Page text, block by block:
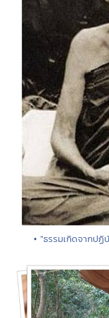
• "ธรรมเกิดจากป